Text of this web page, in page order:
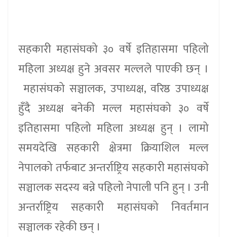
सहकारी महासंघको ३० वर्षे इतिहासमा पहिलो
महिला अध्यक्ष हुने अवसर मल्लले पाएकी छन् ।
महासंघको सञ्चालक, उपाध्यक्ष, वरिष्ठ उपाध्यक्ष
हुँदै अध्यक्ष बनेकी मल्ल महासंघको ३० वर्षे
इतिहासमा पहिलो महिला अध्यक्ष हुन् । लामो
समयदेखि सहकारी क्षेत्रमा क्रियाशिल मल्ल
नेपालको तर्फबाट अन्तर्राष्ट्रिय सहकारी महासंघको
सञ्चालक सदस्य बन्ने पहिलो नेपाली पनि हुन् । उनी
अन्तर्राष्ट्रिय सहकारी महासंघको निवर्तमान
सञ्चालक रहेकी छन् ।